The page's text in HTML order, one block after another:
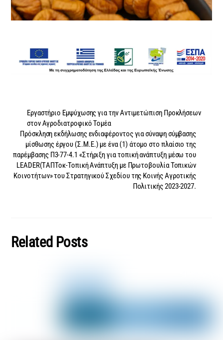
Εργαστήριο Εμψύχωσης για την Αντιμετώπιση Προκλήσεων
στον Αγροδιατροφικό Τομέα
Πρόσκληση εκδήλωσης ενδιαφέροντος για σύναψη σύμβασης
μίσθωσης έργου (Σ.Μ.Ε.) με ένα (1) άτομο στο πλαίσιο της
παρέμβασης Π3-77-4.1 «Στήριξη για τοπική ανάπτυξη μέσω του
LEADER(TΑΠΤοκ-Τοπική Ανάπτυξη με Πρωτοβουλία Τοπικών
Κοινοτήτων» του Στρατηγικού Σχεδίου της Κοινής Αγροτικής
Πολιτικής 2023-2027.
Related Posts